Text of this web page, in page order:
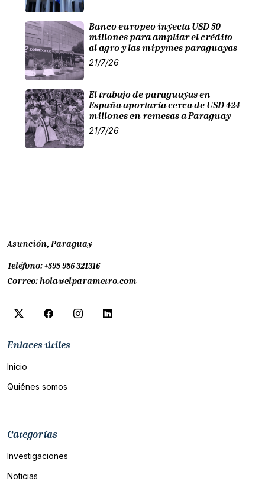
Banco europeo inyecta USD 50
millones para ampliar el crédito
al agro y las mipymes paraguayas
21/7/26
El trabajo de paraguayas en
España aportaría cerca de USD 424
millones en remesas a Paraguay
21/7/26
Asunción, Paraguay
Teléfono:+595 986 321316
Correo:hola@elparametro.com
Enlaces útiles
Inicio
Quiénes somos
Categorías
Investigaciones
Noticias